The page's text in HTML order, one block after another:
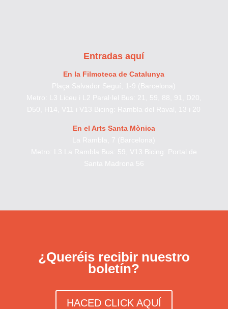
Entradas aquí
En la Filmoteca de Catalunya
Plaça Salvador Seguí, 1-9 (Barcelona)
Metro: L3 Liceu i L2 Paral·lel Bus: 21, 59, 88, 91, D20,
D50, H14, V11 i V13 Bicing: Rambla del Raval, 13 i 20
En el Arts Santa Mònica
La Rambla, 7 (Barcelona)
Metro: L3 La Rambla Bus: 59, V13 Bicing: Portal de
Santa Madrona 56
¿Queréis recibir nuestro
boletín?
HACED CLICK AQUÍ